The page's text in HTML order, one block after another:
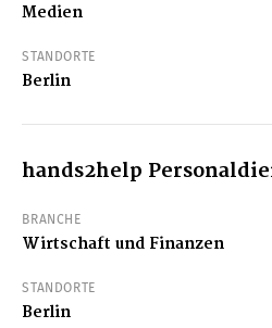
Medien
STANDORTE
Berlin
hands2help
BRANCHE
Wirtschaft und Finanzen
STANDORTE
Berlin